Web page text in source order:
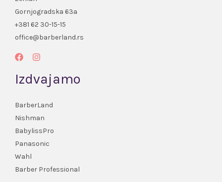
Gornjogradska 63a
+381 62 30-15-15
office@barberland.rs
Izdvajamo
BarberLand
Nishman
BabylissPro
Panasonic
Wahl
Barber Professional